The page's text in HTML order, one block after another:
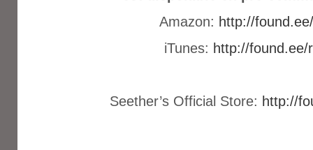
Amazon: http://
iTunes: http://found.ee/
Seether’s Official Store: http://